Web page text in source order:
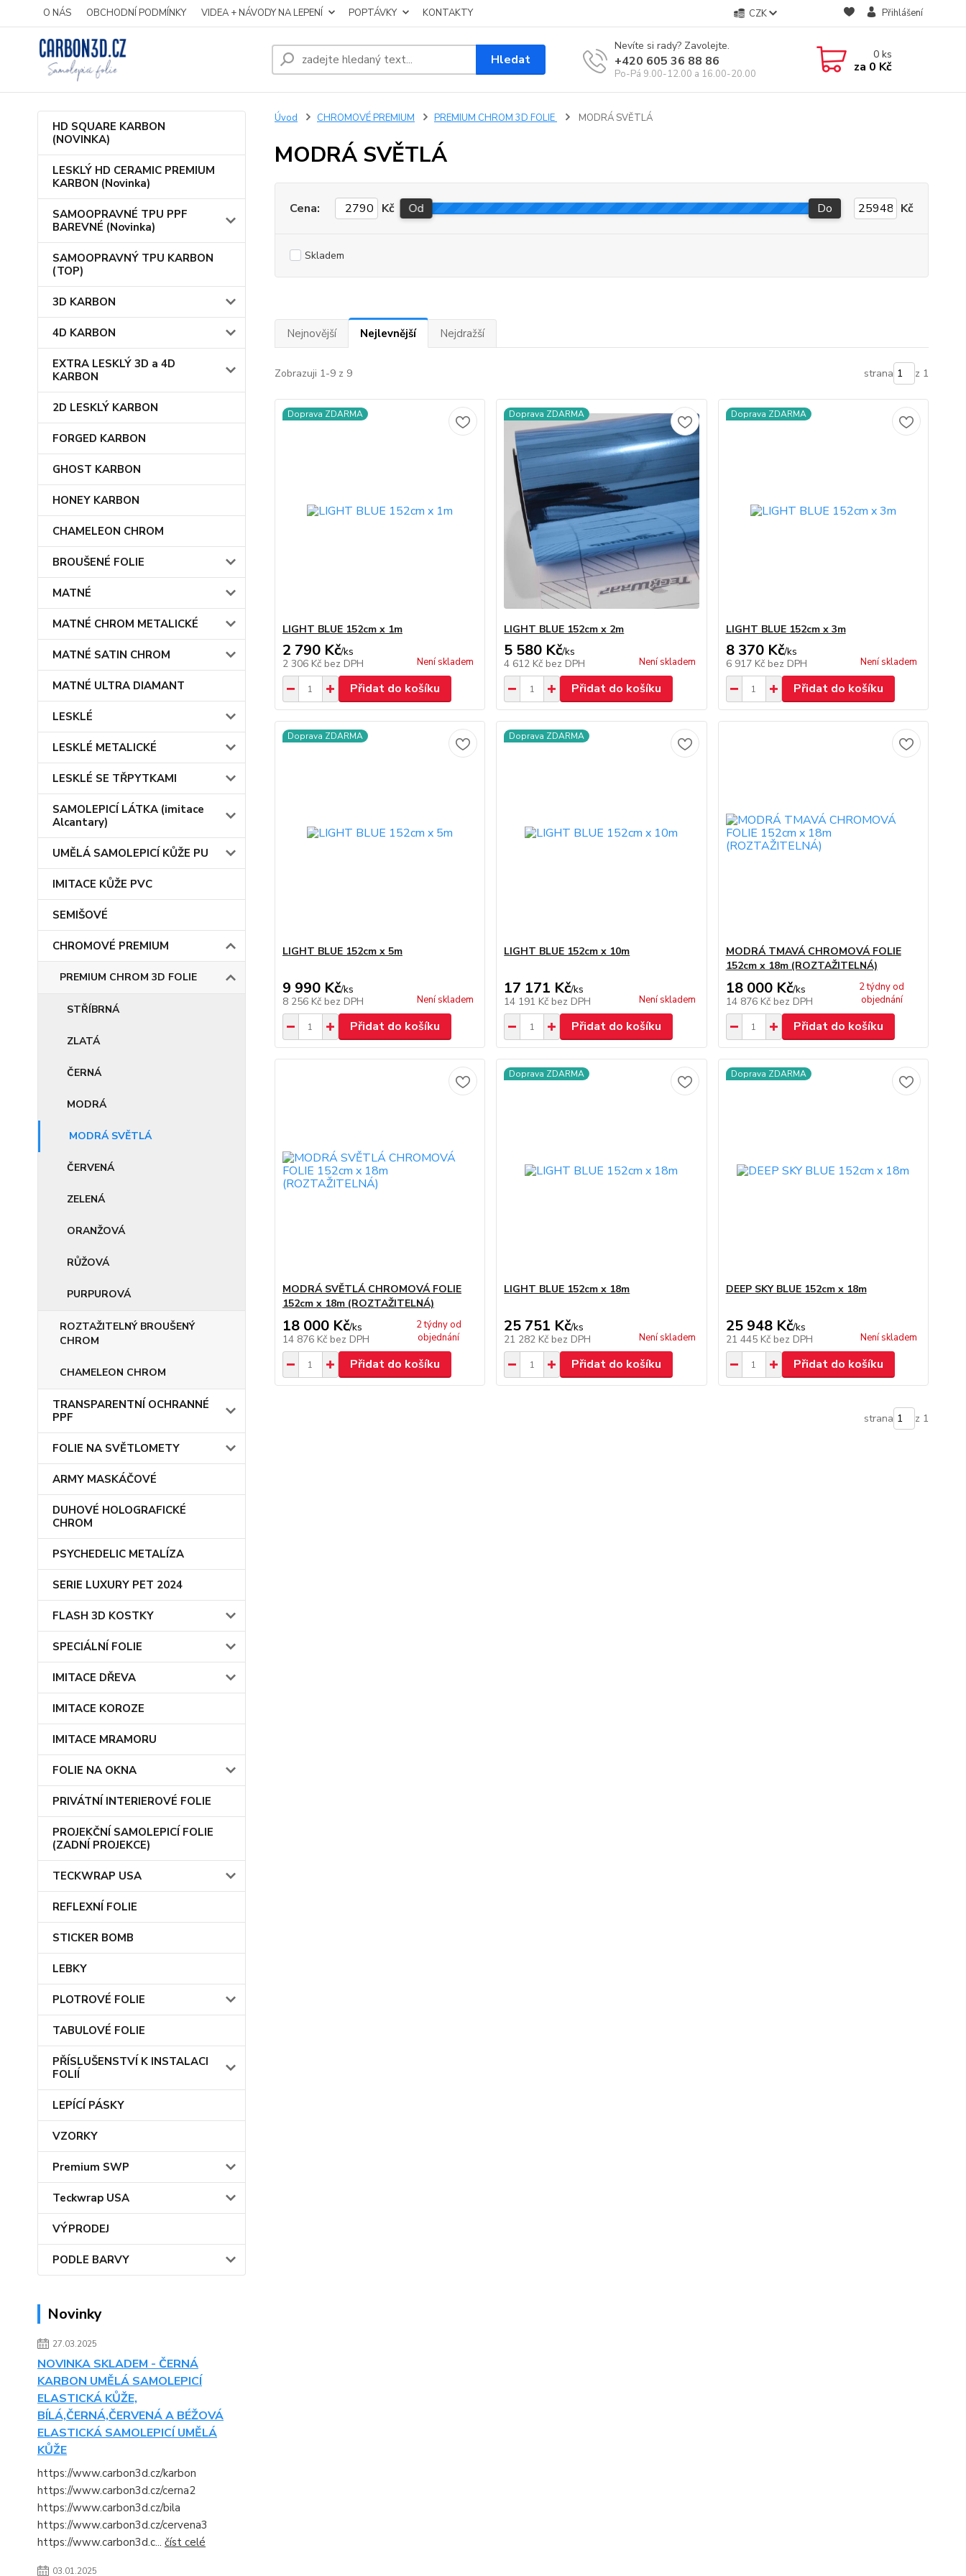
O NÁS OBCHODNÍ PODMÍNKY VIDEA + NÁVODY NA LEPENÍ POPTÁVKY KONTAKTY CZK Přihlášení
Hledat
Nevíte si rady? Zavolejte.
+420 605 36 88 86
Po-Pá 9.00-12.00 a 16.00-20.00
0ks
za 0 Kč
HD SQUARE KARBON
(NOVINKA)
LESKLÝ HD CERAMIC PREMIUM
KARBON (Novinka)
SAMOOPRAVNÉ TPU PPF
BAREVNÉ (Novinka)
SAMOOPRAVNÝ TPU KARBON
(TOP)
3D KARBON
4D KARBON
EXTRA LESKLÝ 3D a 4D
KARBON
2D LESKLÝ KARBON
FORGED KARBON
GHOST KARBON
HONEY KARBON
CHAMELEON CHROM
BROUŠENÉ FOLIE
MATNÉ
MATNÉ CHROM METALICKÉ
MATNÉ SATIN CHROM
MATNÉ ULTRA DIAMANT
LESKLÉ
LESKLÉ METALICKÉ
LESKLÉ SE TŘPYTKAMI
SAMOLEPICÍ LÁTKA (imitace
Alcantary)
UMĚLÁ SAMOLEPICÍ KŮŽE PU
IMITACE KŮŽE PVC
SEMIŠOVÉ
CHROMOVÉ PREMIUM
PREMIUM CHROM 3D FOLIE
STŘÍBRNÁ
ZLATÁ
ČERNÁ
MODRÁ
MODRÁ SVĚTLÁ
ČERVENÁ
ZELENÁ
ORANŽOVÁ
RŮŽOVÁ
PURPUROVÁ
ROZTAŽITELNÝ BROUŠENÝ
CHROM
CHAMELEON CHROM
TRANSPARENTNÍ OCHRANNÉ
PPF
FOLIE NA SVĚTLOMETY
ARMY MASKÁČOVÉ
DUHOVÉ HOLOGRAFICKÉ
CHROM
PSYCHEDELIC METALÍZA
SERIE LUXURY PET 2024
FLASH 3D KOSTKY
SPECIÁLNÍ FOLIE
IMITACE DŘEVA
IMITACE KOROZE
IMITACE MRAMORU
FOLIE NA OKNA
PRIVÁTNÍ INTERIEROVÉ FOLIE
PROJEKČNÍ SAMOLEPICÍ FOLIE
(ZADNÍ PROJEKCE)
TECKWRAP USA
REFLEXNÍ FOLIE
STICKER BOMB
LEBKY
PLOTROVÉ FOLIE
TABULOVÉ FOLIE
PŘÍSLUŠENSTVÍ K INSTALACI
FOLIÍ
LEPÍCÍ PÁSKY
VZORKY
Premium SWP
Teckwrap USA
VÝPRODEJ
PODLE BARVY
Novinky
27.03.2025
NOVINKA SKLADEM - ČERNÁ
KARBON UMĚLÁ SAMOLEPICÍ
ELASTICKÁ KŮŽE,
BÍLÁ,ČERNÁ,ČERVENÁ A BÉŽOVÁ
ELASTICKÁ SAMOLEPICÍ UMĚLÁ
KŮŽE
https://www.carbon3d.cz/karbon
https://www.carbon3d.cz/cerna2
https://www.carbon3d.cz/bila
https://www.carbon3d.cz/cervena3
https://www.carbon3d.c... číst celé
03.01.2025
Úvod CHROMOVÉ PREMIUM PREMIUM CHROM 3D FOLIE MODRÁ SVĚTLÁ
MODRÁ SVĚTLÁ
Cena: Kč Od Do Kč
Skladem
Nejnovější Nejlevnější Nejdražší
Zobrazuji 1-9 z 9 strana z 1
Doprava ZDARMA
LIGHT BLUE 152cm x 1m
2 790 Kč/ks
2 306 Kč bez DPH Není skladem
Přidat do košíku
Doprava ZDARMA
LIGHT BLUE 152cm x 2m
5 580 Kč/ks
4 612 Kč bez DPH Není skladem
Přidat do košíku
Doprava ZDARMA
LIGHT BLUE 152cm x 3m
8 370 Kč/ks
6 917 Kč bez DPH Není skladem
Přidat do košíku
Doprava ZDARMA
LIGHT BLUE 152cm x 5m
9 990 Kč/ks
8 256 Kč bez DPH Není skladem
Přidat do košíku
Doprava ZDARMA
LIGHT BLUE 152cm x 10m
17 171 Kč/ks
14 191 Kč bez DPH Není skladem
Přidat do košíku
MODRÁ TMAVÁ CHROMOVÁ FOLIE
152cm x 18m (ROZTAŽITELNÁ)
18 000 Kč/ks
14 876 Kč bez DPH
2 týdny od
objednání
Přidat do košíku
MODRÁ SVĚTLÁ CHROMOVÁ FOLIE
152cm x 18m (ROZTAŽITELNÁ)
18 000 Kč/ks
14 876 Kč bez DPH
2 týdny od
objednání
Přidat do košíku
Doprava ZDARMA
LIGHT BLUE 152cm x 18m
25 751 Kč/ks
21 282 Kč bez DPH Není skladem
Přidat do košíku
Doprava ZDARMA
DEEP SKY BLUE 152cm x 18m
25 948 Kč/ks
21 445 Kč bez DPH Není skladem
Přidat do košíku
strana z 1